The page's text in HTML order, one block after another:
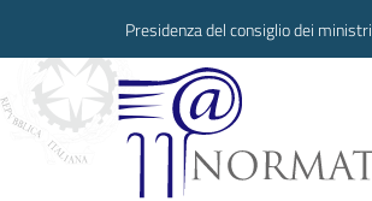
Presidenza del consiglio dei ministri